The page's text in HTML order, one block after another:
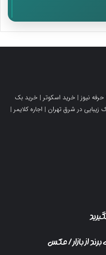
حرفه نیوز | خرید اسکوتر | خرید بک
زیبایی در شرق تهران | اجاره کلایمر |
از بازار/ عکس